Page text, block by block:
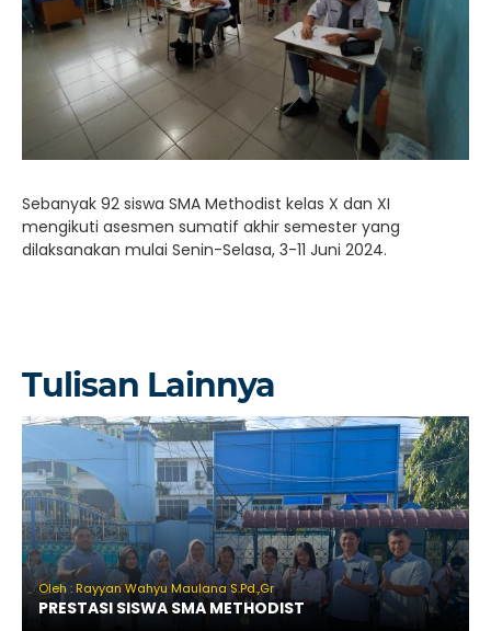
Sebanyak 92 siswa SMA Methodist kelas X dan XI
mengikuti asesmen sumatif akhir semester yang
dilaksanakan mulai Senin-Selasa, 3-11 Juni 2024.
Tulisan Lainnya
Oleh : Rayyan Wahyu Maulana S.Pd.,Gr
PRESTASI SISWA SMA METHODIST